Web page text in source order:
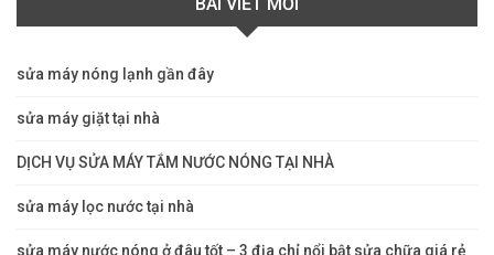
sửa máy nóng lạnh gần đây
sửa máy giặt tại nhà
DỊCH VỤ SỬA MÁY TẮM NƯỚC NÓNG TẠI NHÀ
sửa máy lọc nước tại nhà
sửa máy nước nóng ở đâu tốt – 3 địa chỉ nổi bật sửa chữa giá rẻ